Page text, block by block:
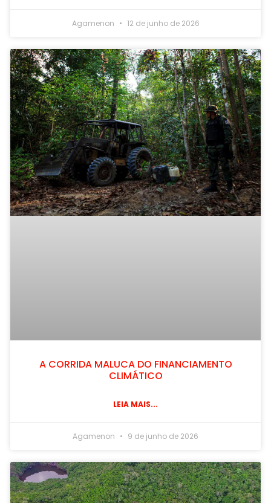
Agamenon 12 de junho de 2026
A CORRIDA MALUCA DO FINANCIAMENTO
CLIMÁTICO
LEIA MAIS...
Agamenon 9 de junho de 2026